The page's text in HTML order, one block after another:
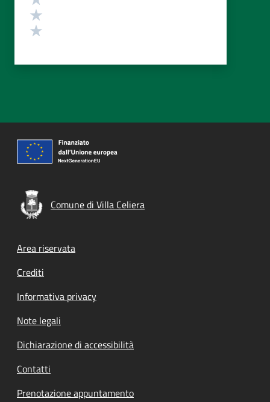
Comune di Villa Celiera
Footer menu
Area riservata
Crediti
Informativa privacy
Note legali
Dichiarazione di accessibilità
Contatti
Prenotazione appuntamento